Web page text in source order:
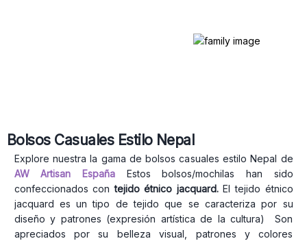
Bolsos Casuales Estilo Nepal
Explore nuestra la gama de bolsos casuales estilo Nepal de
AW Artisan EspañaEstos bolsos/mochilas han sido
confeccionados contejido étnico jacquard. El tejido étnico
jacquard es un tipo de tejido que se caracteriza por su
diseño y patrones (expresión artística de la cultura) Son
apreciados por su belleza visual, patrones y colores